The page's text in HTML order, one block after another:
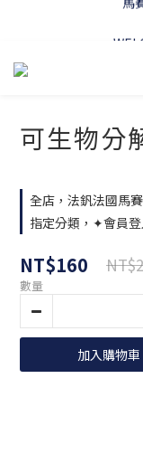
可生物分
全店，法釩法國馬
指定分類，✦會員
NT$160
數量
加入購物車